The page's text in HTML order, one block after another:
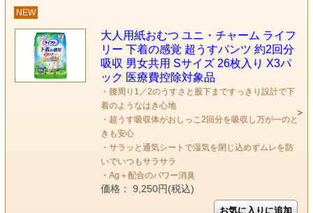
NEW
大人用紙おむつ ユニ・チャーム ライフ
リー 下着の感覚 超うすパンツ 約2回分
吸収 男女共用 Sサイズ 26枚入り X3パ
ック 医療費控除対象品
・腰周り1／2のうすさと股下まですっきり設計で下
着のようなはき心地
・超うす吸収体がおしっこ2回分を吸収し万が一のと
きも安心
・サラッと通気シートで湿気を閉じ込めずムレを防
いでいつもサラサラ
・Ag＋配合のパワー消臭
価格： 9,250円(税込)